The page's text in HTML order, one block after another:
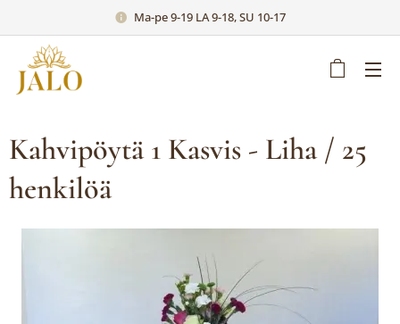
Ma-pe 9-19 LA 9-18, SU 10-17
Kahvipöytä 1 Kasvis - Liha / 25
henkilöä